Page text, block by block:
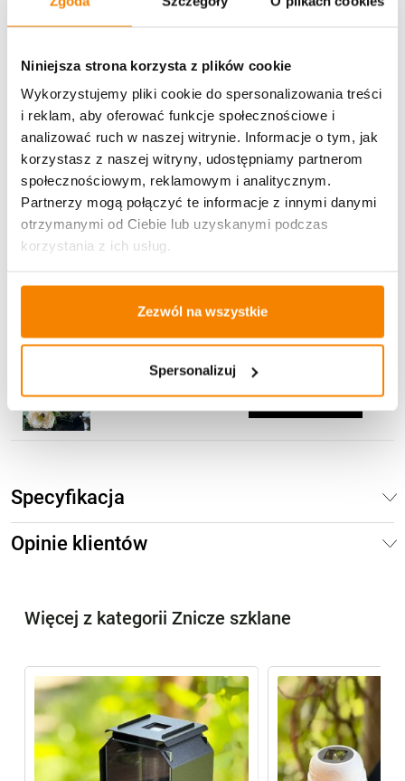
Niniejsza strona korzysta z plików cookie
Wykorzystujemy pliki cookie do spersonalizowania treści
i reklam, aby oferować funkcje społecznościowe i
analizować ruch w naszej witrynie. Informacje o tym, jak
korzystasz z naszej witryny, udostępniamy partnerom
społecznościowym, reklamowym i analitycznym.
Partnerzy mogą połączyć te informacje z innymi danymi
otrzymanymi od Ciebie lub uzyskanymi podczas
korzystania z ich usług.
Zezwól na wszystkie
Spersonalizuj
Potrzebujesz większą ilość? Zapraszamy do naszej
hurtowniiPrzejdź do hurtowni B2B
Metody płatności
Polecamy:
Dodaj do koszyka
Specyfikacja
Opinie klientów
Więcej z kategorii Znicze szklane